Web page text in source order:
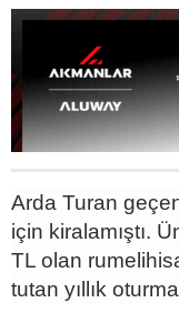
Arda Turan
için kiralamıştı.
TL olan
tutan yıllık